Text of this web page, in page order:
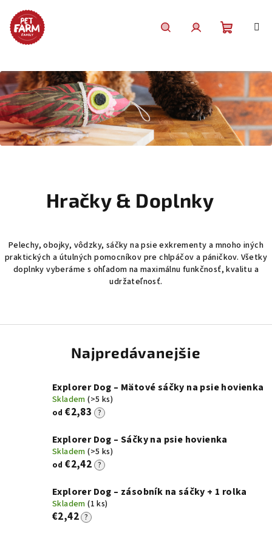
obsah
košík
Hračky & Doplnky
Pelechy, obojky, vôdzky, sáčky na psie exkrementy a mnoho iných
praktických a útulných pomocníkov pre chlpáčov a páničkov. Všetky
doplnky vyberáme s ohľadom na maximálnu funkčnosť, kvalitu a
udržateľnosť.
Najpredávanejšie
Explorer Dog – Mätové sáčky na psie hovienka
Skladem(>5 ks)
od €2,83 ?
Explorer Dog – Sáčky na psie hovienka
Skladem(>5 ks)
od €2,42 ?
Explorer Dog – zásobník na sáčky + 1 rolka
Skladem(1 ks)
€2,42 ?